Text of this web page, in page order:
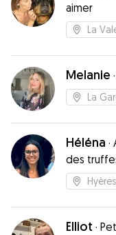
aimer
La
Melanie ·
La
Héléna ·
des
Hyères
Elliot ·